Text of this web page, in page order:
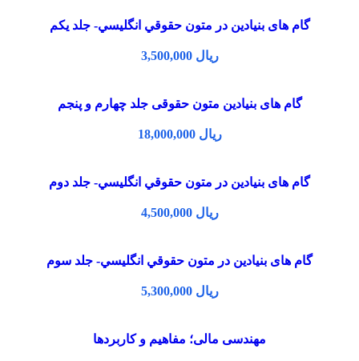
گام های بنیادین در متون حقوقي انگليسي- جلد يكم
ریال
گام های بنیادین متون حقوقی جلد چهارم و پنجم
ریال
گام های بنیادین در متون حقوقي انگليسي- جلد دوم
ریال
گام های بنیادین در متون حقوقي انگليسي- جلد سوم
ریال
مهندسی مالی؛ مفاهیم و کاربردها